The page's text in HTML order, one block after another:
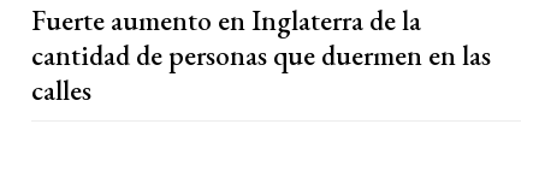
Fuerte aumento en Inglaterra de la
cantidad de personas que duermen en las
calles